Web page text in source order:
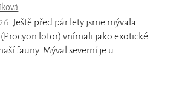
: Ještě před pár lety jsme mývala
lotor) vnímali jako exotické
fauny. Mýval severní je u…